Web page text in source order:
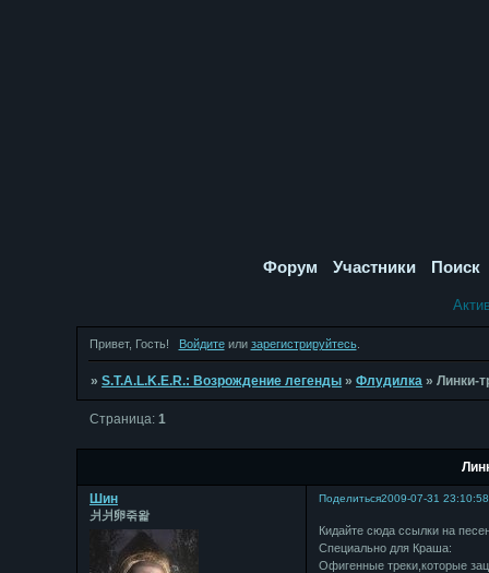
Форум Участники Поиск
Привет, Гость! Войдитеили зарегистрируйтесь.
»S.T.A.L.K.E.R.: Возрождение легенды »Флудилка »Линки-
Страница:1
Поделиться2009-07-31 23:10:58
Шин
⽙⽙卵죾왍
Кидайте сюда ссылки на
Специально для Краша:
Офигенные треки,которые